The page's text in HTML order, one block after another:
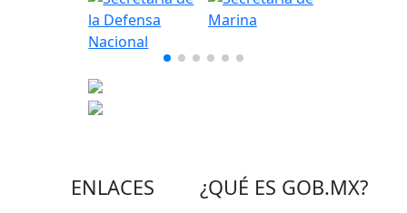
ENLACES ¿QUÉ ES GOB.MX?